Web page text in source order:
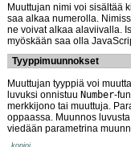
Muuttujan nimi voi sisältää
saa alkaa numerolla.
ne voivat alkaa alaviivalla.
myöskään saa olla
Tyyppimuunnokset
Muuttujan tyyppiä voi
luvuksi onnistuu Number-
merkkijono tai muuttuja.
oppaassa. Muunnos
viedään parametrina